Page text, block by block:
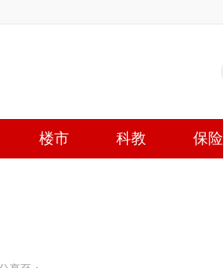
楼市 科教 保险